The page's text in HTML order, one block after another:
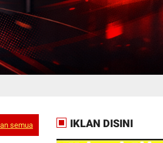
semua IKLAN DISINI